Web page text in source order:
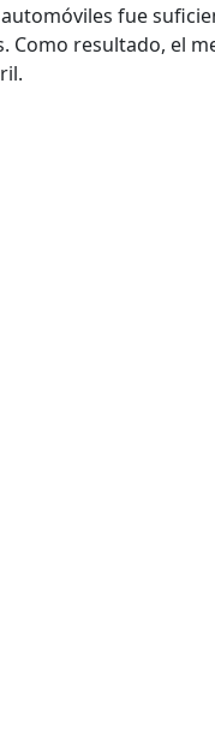
fue
Como resultado, el